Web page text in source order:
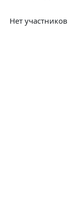
Нет участников